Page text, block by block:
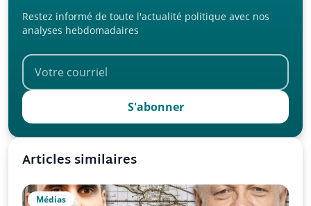
Restez informé de toute l'actualité politique avec nos
analyses hebdomadaires
S'abonner
Articles similaires
Médias